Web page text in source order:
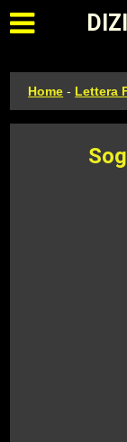
Apri il
Home - Lettera